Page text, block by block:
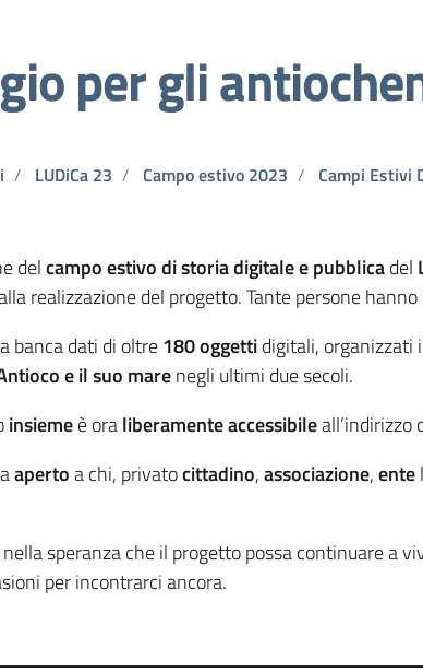
per gli
LUDiCa 23 Campo estivo 2023 Campi Estivi
delcampo estivo di storia digitale e pubblicadel
realizzazione del progetto. Tante persone
banca dati di oltre180 oggettidigitali, organizzati
e il suo marenegli ultimi due secoli.
insiemeè oraliberamente accessibileall’indirizzo
apertoa chi, privatocittadino,associazione,ente
speranza che il progetto possa continuare a
per incontrarci ancora.